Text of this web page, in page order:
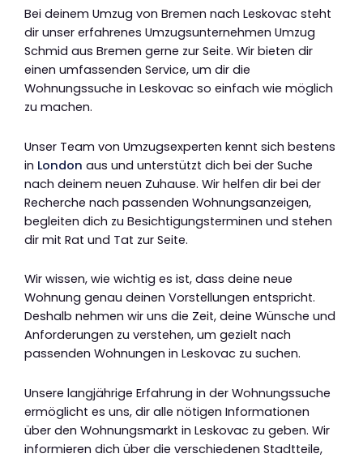
Bei deinem Umzug von Bremen nach Leskovac steht
dir unser erfahrenes Umzugsunternehmen Umzug
Schmid aus Bremen gerne zur Seite. Wir bieten dir
einen umfassenden Service, um dir die
Wohnungssuche in Leskovac so einfach wie möglich
zu machen.
Unser Team von Umzugsexperten kennt sich bestens
in London aus und unterstützt dich bei der Suche
nach deinem neuen Zuhause. Wir helfen dir bei der
Recherche nach passenden Wohnungsanzeigen,
begleiten dich zu Besichtigungsterminen und stehen
dir mit Rat und Tat zur Seite.
Wir wissen, wie wichtig es ist, dass deine neue
Wohnung genau deinen Vorstellungen entspricht.
Deshalb nehmen wir uns die Zeit, deine Wünsche und
Anforderungen zu verstehen, um gezielt nach
passenden Wohnungen in Leskovac zu suchen.
Unsere langjährige Erfahrung in der Wohnungssuche
ermöglicht es uns, dir alle nötigen Informationen
über den Wohnungsmarkt in Leskovac zu geben. Wir
informieren dich über die verschiedenen Stadtteile,